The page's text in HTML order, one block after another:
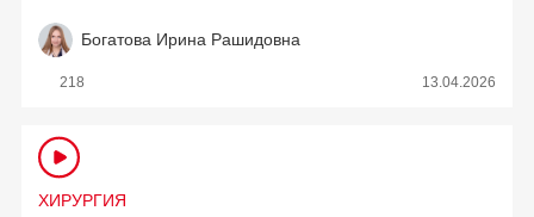
Богатова Ирина Рашидовна
218 13.04.2026
ХИРУРГИЯ